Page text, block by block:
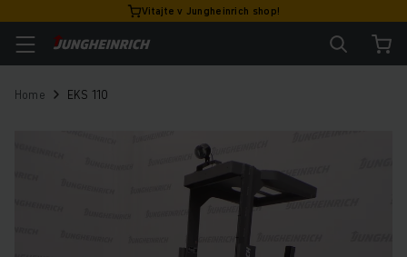
Vitajte v Jungheinrich shop!
Home EKS 110